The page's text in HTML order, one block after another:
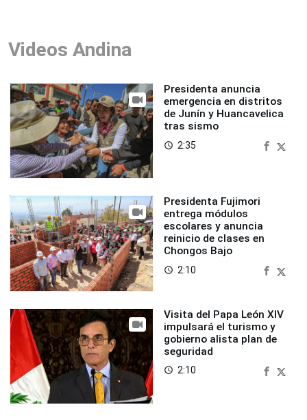
Videos Andina
Presidenta anuncia
emergencia en distritos
de Junín y Huancavelica
tras sismo
access_time 2:35
Presidenta Fujimori
entrega módulos
escolares y anuncia
reinicio de clases en
Chongos Bajo
access_time 2:10
Visita del Papa León XIV
impulsará el turismo y
gobierno alista plan de
seguridad
access_time 2:10